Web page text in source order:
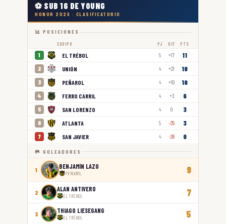
⚽ SUB 16 DE YOUNG
HONOR 2026 · CLASIFICATORIO
📊 POSICIONES
EQUIPO PJ DIF PTS
1 EL TRÉBOL 5 +17 11
2 UNIÓN 4 +21 10
3 PEÑAROL 4 +10 10
4 FERRO CARRIL 4 +3 6
5 SAN LORENZO 4 0 3
6 ATLANTA 5 -25 3
7 SAN JAVIER 4 -26 0
🥅 GOLEADORES
1 BENJAMÍN LAZO
PEÑAROL 9
2 ALAN ANTIVERO
EL TRÉBOL 7
3 THIAGO LIESEGANG
EL TRÉBOL 5